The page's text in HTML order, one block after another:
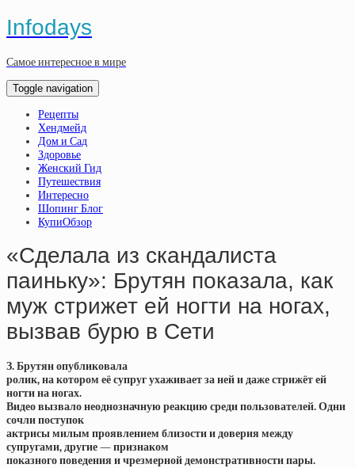
Infodays
Самое интересное в мире
Toggle navigation
Рецепты
Хендмейд
Дом и Сад
Здоровье
Женский Гид
Путешествия
Интересно
Шопинг Блог
КупиОбзор
«Сделала из скандалиста
паиньку»: Брутян показала, как
муж стрижет ей ногти на ногах,
вызвав бурю в Сети
З. Брутян опубликовала
ролик, на котором её супруг ухаживает за ней и даже стрижёт ей
ногти на ногах.
Видео вызвало неоднозначную реакцию среди пользователей. Одни
сочли поступок
актрисы милым проявлением близости и доверия между
супругами, другие — признаком
показного поведения и чрезмерной демонстративности пары.